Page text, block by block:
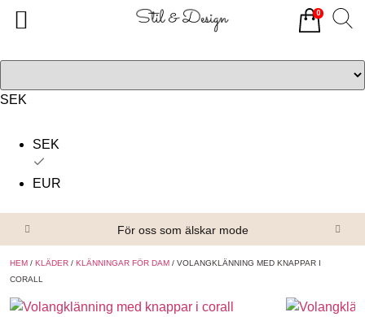
SEK
SEK
EUR
För oss som älskar mode
HEM / KLÄDER / KLÄNNINGAR FÖR DAM / VOLANGKLÄNNING MED KNAPPAR I
CORALL
0
Alla produkter
Om oss